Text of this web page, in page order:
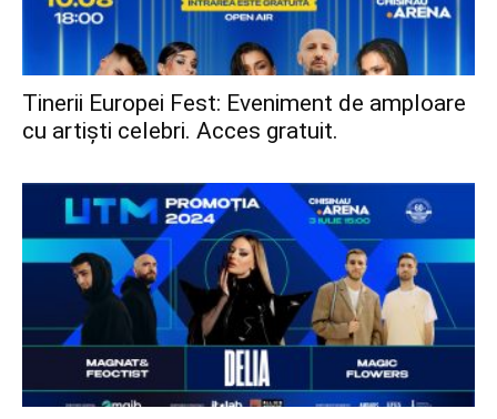
Tinerii Europei Fest: Eveniment de amploare
cu artiști celebri. Acces gratuit.